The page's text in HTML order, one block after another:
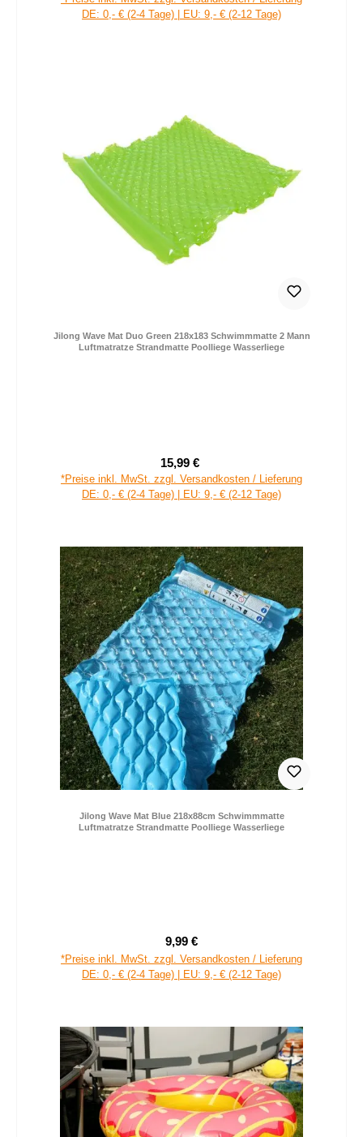
DE: 0,- € (2-4 Tage) | EU: 9,- € (2-12 Tage)
Jilong Wave Mat Duo Green 218x183 Schwimmmatte 2 Mann
Luftmatratze Strandmatte Poolliege Wasserliege
Verkaufspreis:
15,99 €
*Preise inkl. MwSt. zzgl. Versandkosten / Lieferung
DE: 0,- € (2-4 Tage) | EU: 9,- € (2-12 Tage)
Jilong Wave Mat Blue 218x88cm Schwimmmatte
Luftmatratze Strandmatte Poolliege Wasserliege
Regulärer Preis:
9,99 €
*Preise inkl. MwSt. zzgl. Versandkosten / Lieferung
DE: 0,- € (2-4 Tage) | EU: 9,- € (2-12 Tage)